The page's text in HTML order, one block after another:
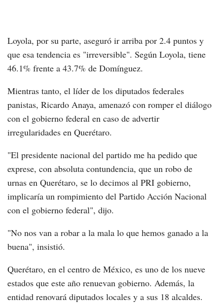
Loyola, por su parte, aseguró ir arriba por 2.4 puntos y
que esa tendencia es "irreversible". Según Loyola, tiene
46.1% frente a 43.7% de Domínguez.
Mientras tanto, el líder de los diputados federales
panistas, Ricardo Anaya, amenazó con romper el diálogo
con el gobierno federal en caso de advertir
irregularidades en Querétaro.
"El presidente nacional del partido me ha pedido que
exprese, con absoluta contundencia, que un robo de
urnas en Querétaro, se lo decimos al PRI gobierno,
implicaría un rompimiento del Partido Acción Nacional
con el gobierno federal", dijo.
"No nos van a robar a la mala lo que hemos ganado a la
buena", insistió.
Querétaro, en el centro de México, es uno de los nueve
estados que este año renuevan gobierno. Además, la
entidad renovará diputados locales y a sus 18 alcaldes.